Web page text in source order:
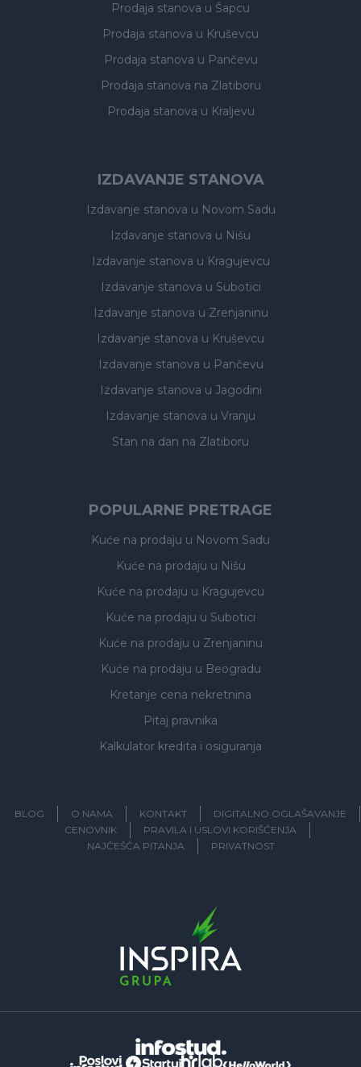
Prodaja stanova u Šapcu
Prodaja stanova u Kruševcu
Prodaja stanova u Pančevu
Prodaja stanova na Zlatiboru
Prodaja stanova u Kraljevu
IZDAVANJE STANOVA
Izdavanje stanova u Novom Sadu
Izdavanje stanova u Nišu
Izdavanje stanova u Kragujevcu
Izdavanje stanova u Subotici
Izdavanje stanova u Zrenjaninu
Izdavanje stanova u Kruševcu
Izdavanje stanova u Pančevu
Izdavanje stanova u Jagodini
Izdavanje stanova u Vranju
Stan na dan na Zlatiboru
POPULARNE PRETRAGE
Kuće na prodaju u Novom Sadu
Kuće na prodaju u Nišu
Kuće na prodaju u Kragujevcu
Kuće na prodaju u Subotici
Kuće na prodaju u Zrenjaninu
Kuće na prodaju u Beogradu
Kretanje cena nekretnina
Pitaj pravnika
Kalkulator kredita i osiguranja
BLOG O NAMA KONTAKT
DIGITALNO OGLAŠAVANJE
CENOVNIK
PRAVILA I USLOVI KORIŠĆENJA
NAJČEŠĆA PITANJA
PRIVATNOST